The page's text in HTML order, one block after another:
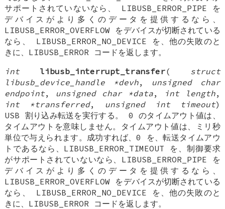
サポートされていないなら、 LIBUSB_ERROR_PIPE を
デバイスがより多くのデータを提供するなら、
LIBUSB_ERROR_OVERFLOW をデバイスが切断されている
なら、 LIBUSB_ERROR_NO_DEVICE を、他の失敗のと
きに、LIBUSB_ERROR コードを返します。
int
libusb_interrupt_transfer( struct
libusb_device_handle *devh, unsigned char
endpoint, unsigned char *data, int length,
int *transferred, unsigned int timeout)
USB 割り込み転送を実行する。 0 のタイムアウト値は、
タイムアウトを意味しません。タイムアウト値は、ミリ秒
単位で与えられます。成功すれば、0 を、転送タイムアウ
トであるなら、LIBUSB_ERROR_TIMEOUT を、制御要求
がサポートされていないなら、LIBUSB_ERROR_PIPE を
デバイスがより多くのデータを提供するなら、
LIBUSB_ERROR_OVERFLOW をデバイスが切断されている
なら、 LIBUSB_ERROR_NO_DEVICE を、他の失敗のと
きに、LIBUSB_ERROR コードを返します。